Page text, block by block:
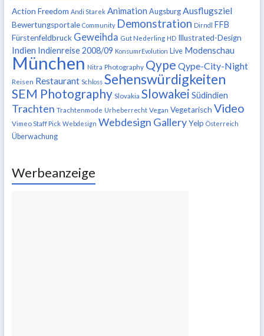
Action Freedom Andi Starek Animation Augsburg Ausflugsziel
Bewertungsportale Community Demonstration Dirndl FFB
Fürstenfeldbruck Geweihda Gut Nederling HD Illustrated-Design
Indien Indienreise 2008/09 KonsumrEvolution Live Modenschau
München Nitra Photography Qype Qype-City-Night
Reisen Restaurant Schloss Sehenswürdigkeiten
SEM Photography Slovakia Slowakei Südindien
Trachten Trachtenmode Urheberrecht Vegan Vegetarisch Video
Vimeo Staff Pick Webdesign Webdesign Gallery Yelp Österreich
Überwachung
Werbeanzeige